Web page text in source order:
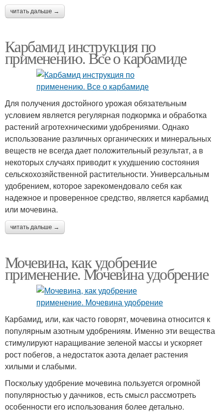
читать дальше →
Карбамид инструкция по
применению. Все о карбамиде
Для получения достойного урожая обязательным
условием является регулярная подкормка и обработка
растений агротехническими удобрениями. Однако
использование различных органических и минеральных
веществ не всегда дает положительный результат, а в
некоторых случаях приводит к ухудшению состояния
сельскохозяйственной растительности. Универсальным
удобрением, которое зарекомендовало себя как
надежное и проверенное средство, является карбамид
или мочевина.
читать дальше →
Мочевина, как удобрение
применение. Мочевина удобрение
Карбамид, или, как часто говорят, мочевина относится к
популярным азотным удобрениям. Именно эти вещества
стимулируют наращивание зеленой массы и ускоряет
рост побегов, а недостаток азота делает растения
хилыми и слабыми.
Поскольку удобрение мочевина пользуется огромной
популярностью у дачников, есть смысл рассмотреть
особенности его использования более детально.